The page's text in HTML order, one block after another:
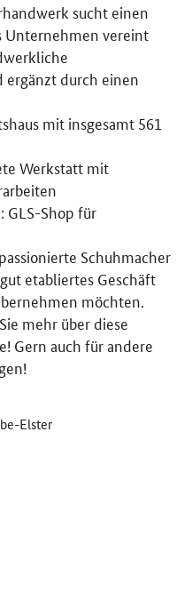
sucht einen
Unternehmen vereint
ergänzt durch einen
mit insgesamt 561
Werkstatt mit
GLS-Shop für
Schuhmacher
etabliertes Geschäft
möchten.
mehr über diese
Gern auch für andere
Elster